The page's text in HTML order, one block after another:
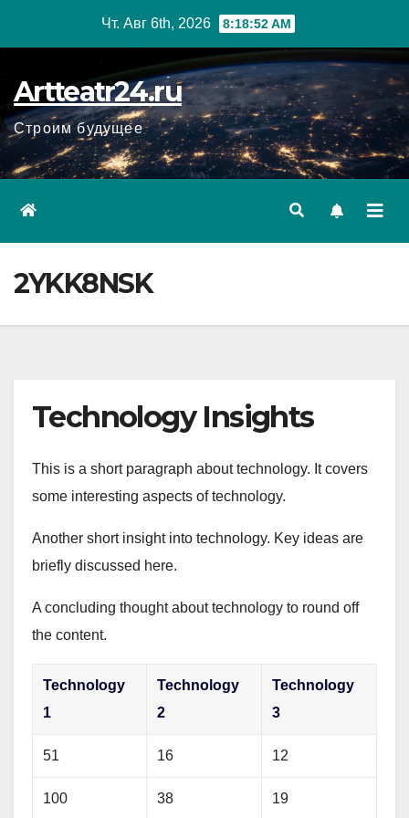
Чт. Авг 6th, 2026 8:18:54 AM
Artteatr24.ru
Строим будущее
2YKK8NSK
Technology Insights
This is a short paragraph about technology. It covers
some interesting aspects of technology.
Another short insight into technology. Key ideas are
briefly discussed here.
A concluding thought about technology to round off
the content.
Technology
1
Technology
2
Technology
3
51 16 12
100 38 19